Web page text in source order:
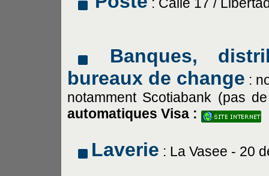
Banques,
bureaux de change :
notamment Scotiabank (pas
automatiques Visa :
Laverie : La Vasee - 20